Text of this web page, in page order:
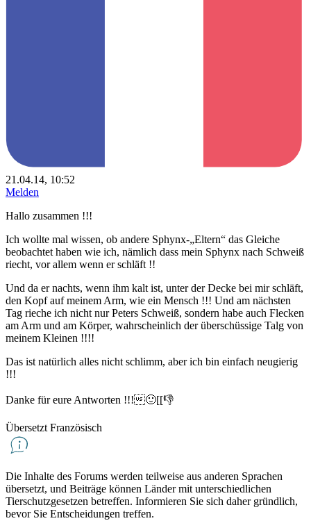
21.04.14, 10:52
Melden
Hallo zusammen !!!
Ich wollte mal wissen, ob andere Sphynx-„Eltern“ das Gleiche
beobachtet haben wie ich, nämlich dass mein Sphynx nach Schweiß
riecht, vor allem wenn er schläft !!
Und da er nachts, wenn ihm kalt ist, unter der Decke bei mir schläft,
den Kopf auf meinem Arm, wie ein Mensch !!! Und am nächsten
Tag rieche ich nicht nur Peters Schweiß, sondern habe auch Flecken
am Arm und am Körper, wahrscheinlich der überschüssige Talg von
meinem Kleinen !!!!
Das ist natürlich alles nicht schlimm, aber ich bin einfach neugierig
!!!
Danke für eure Antworten !!!🙂[[👎
Übersetzt Französisch
Die Inhalte des Forums werden teilweise aus anderen Sprachen
übersetzt, und Beiträge können Länder mit unterschiedlichen
Tierschutzgesetzen betreffen. Informieren Sie sich daher gründlich,
bevor Sie Entscheidungen treffen.